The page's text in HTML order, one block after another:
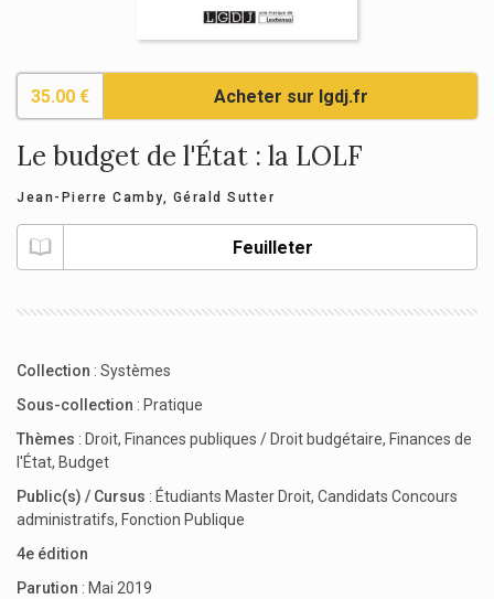
35.00 € Acheter sur lgdj.fr
Le budget de l'État : la LOLF
Jean-Pierre Camby, Gérald Sutter
Feuilleter
Collection : Systèmes
Sous-collection : Pratique
Thèmes : Droit, Finances publiques / Droit budgétaire, Finances de
l'État, Budget
Public(s) / Cursus : Étudiants Master Droit, Candidats Concours
administratifs, Fonction Publique
4e édition
Parution : Mai 2019